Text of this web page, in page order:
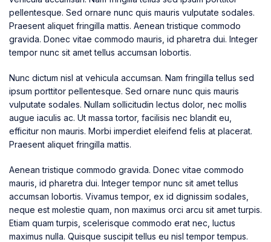
pellentesque. Sed ornare nunc quis mauris vulputate sodales.
Praesent aliquet fringilla mattis. Aenean tristique commodo
gravida. Donec vitae commodo mauris, id pharetra dui. Integer
tempor nunc sit amet tellus accumsan lobortis.
Nunc dictum nisl at vehicula accumsan. Nam fringilla tellus sed
ipsum porttitor pellentesque. Sed ornare nunc quis mauris
vulputate sodales. Nullam sollicitudin lectus dolor, nec mollis
augue iaculis ac. Ut massa tortor, facilisis nec blandit eu,
efficitur non mauris. Morbi imperdiet eleifend felis at placerat.
Praesent aliquet fringilla mattis.
Aenean tristique commodo gravida. Donec vitae commodo
mauris, id pharetra dui. Integer tempor nunc sit amet tellus
accumsan lobortis. Vivamus tempor, ex id dignissim sodales,
neque est molestie quam, non maximus orci arcu sit amet turpis.
Etiam quam turpis, scelerisque commodo erat nec, luctus
maximus nulla. Quisque suscipit tellus eu nisl tempor tempus.